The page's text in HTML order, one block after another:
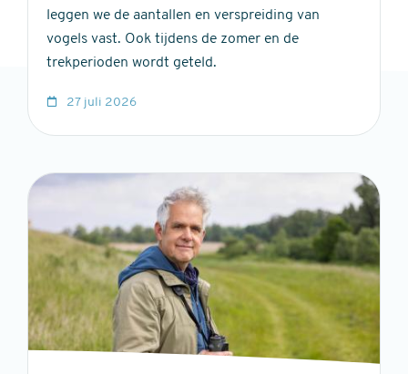
leggen we de aantallen en verspreiding van
vogels vast. Ook tijdens de zomer en de
trekperioden wordt geteld.
27 juli 2026